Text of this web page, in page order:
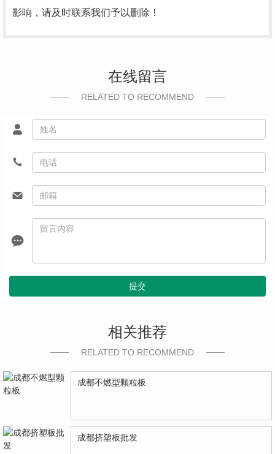
影响，请及时联系我们予以删除！
在线留言
RELATED TO RECOMMEND
提交
相关推荐
RELATED TO RECOMMEND
成都不燃型颗粒板
成都挤塑板批发